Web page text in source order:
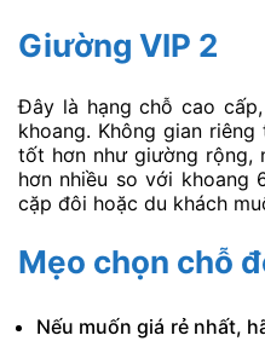
Giường VIP 2
Đây là hạng chỗ cao
khoang. Không gian
tốt hơn như giường rộng,
hơn nhiều so với khoang
cặp đôi hoặc du khách
Mẹo chọn chỗ
Nếu muốn giá rẻ nhất,